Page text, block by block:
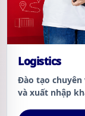
Logistics
Đào tạo
và xuất nhập